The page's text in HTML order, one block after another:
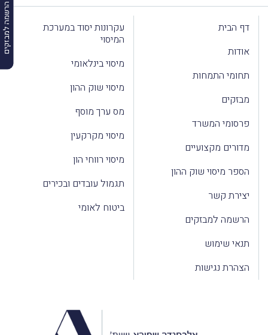
הרשמה למבזקים
דף הבית
אודות
תחומי התמחות
מבזקים
פרסומי המשרד
מדורים מקצועיים
הספר מיסוי שוק ההון
יצירת קשר
הרשמה למבזקים
תנאי שימוש
הצהרת נגישות
עקרונות יסוד במערכת
המיסוי
מיסוי בינלאומי
מיסוי שוק ההון
מס ערך מוסף
מיסוי מקרקעין
מיסוי רווחי הון
תגמול עובדים ובכירים
ביטוח לאומי